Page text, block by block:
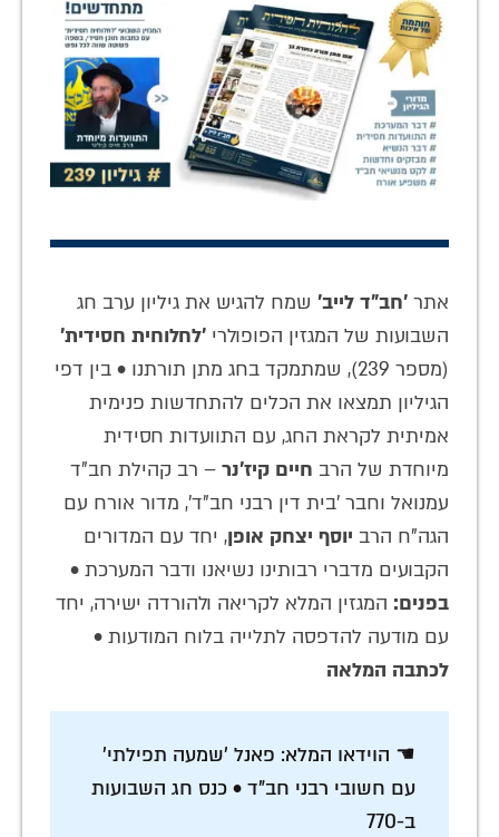
אתר 'חב"ד לייב' שמח להגיש את גיליון ערב חג
השבועות של המגזין הפופולרי 'לחלוחית חסידית'
(מספר 239), שמתמקד בחג מתן תורתנו • בין דפי
הגיליון תמצאו את הכלים להתחדשות פנימית
אמיתית לקראת החג, עם התוועדות חסידית
מיוחדת של הרב חיים קיז'נר – רב קהילת חב"ד
עמנואל וחבר 'בית דין רבני חב"ד', מדור אורח עם
הגה"ח הרב יוסף יצחק אופן, יחד עם המדורים
הקבועים מדברי רבותינו נשיאנו ודבר המערכת •
בפנים: המגזין המלא לקריאה ולהורדה ישירה, יחד
עם מודעה להדפסה לתלייה בלוח המודעות •
לכתבה המלאה
☚ הוידאו המלא: פאנל 'שמעה תפילתי'
עם חשובי רבני חב"ד • כנס חג השבועות
ב-770